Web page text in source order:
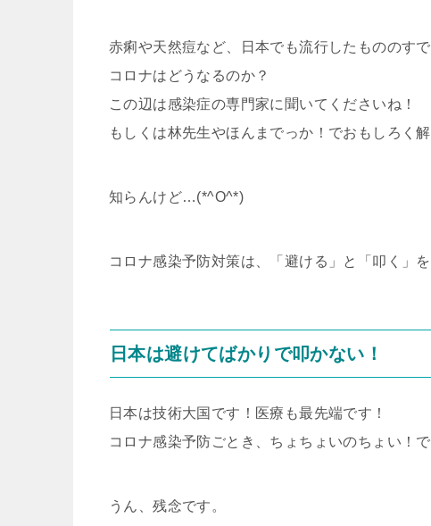
赤痢や天然痘など、日本でも流行したもののす
コロナはどうなるのか？
この辺は感染症の専門家に聞いてくださいね！
もしくは林先生やほんまでっか！でおもしろく
知らんけど…(*^O^*)
コロナ感染予防対策は、「避ける」と「叩く」
日本は避けてばかりで叩かない！
日本は技術大国です！医療も最先端です！
コロナ感染予防ごとき、ちょちょいのちょい！
うん、残念です。